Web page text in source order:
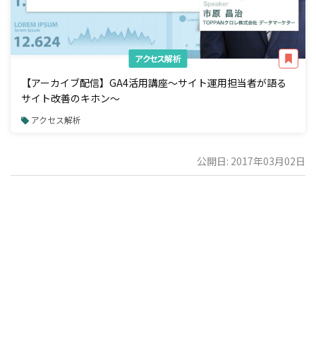
アクセス解析
【アーカイブ配信】GA4活用講座～サイト運用担当者が語る
サイト改善のキホン～
アクセス解析
公開日: 2017年03月02日